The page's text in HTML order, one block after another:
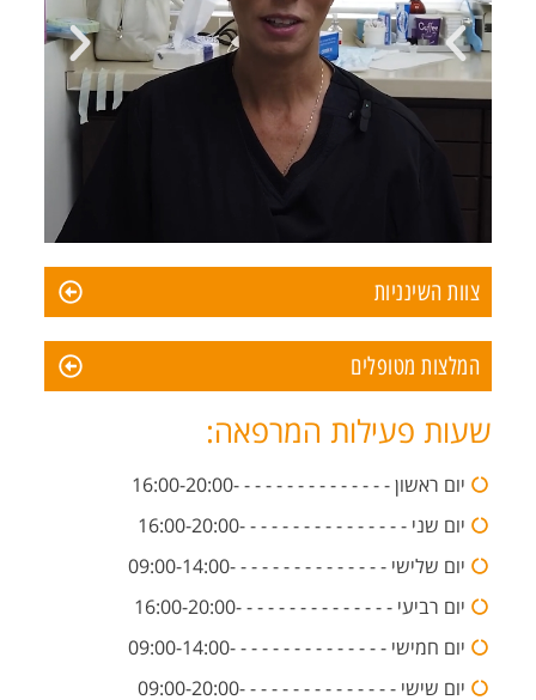
צוות השינניות
המלצות מטופלים
שעות פעילות המרפאה:
יום ראשון - - - - - - - - - - - - - - -16:00-20:00
יום שני - - - - - - - - - - - - - - - -16:00-20:00
יום שלישי - - - - - - - - - - - - - - -09:00-14:00
יום רביעי - - - - - - - - - - - - - - -16:00-20:00
יום חמישי - - - - - - - - - - - - - - -09:00-14:00
יום שישי - - - - - - - - - - - - - - -09:00-20:00